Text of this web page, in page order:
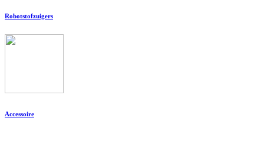
Robotstofzuigers
Accessoire